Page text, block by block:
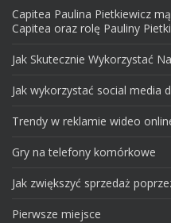
Capitea Paulina Pietkiewicz
Capitea oraz rolę Pauliny
Jak Skutecznie Wykorzystać
Jak wykorzystać social media
Trendy w reklamie wideo
Gry na telefony komórkowe
Jak zwiększyć sprzedaż
Pierwsze miejsce